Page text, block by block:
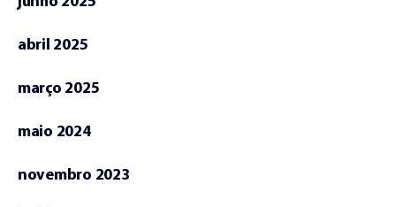
abril 2025
março 2025
maio 2024
novembro 2023